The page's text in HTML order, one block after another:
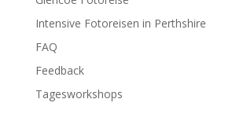
Intensive Fotoreisen in Perthshire
FAQ
Feedback
Tagesworkshops